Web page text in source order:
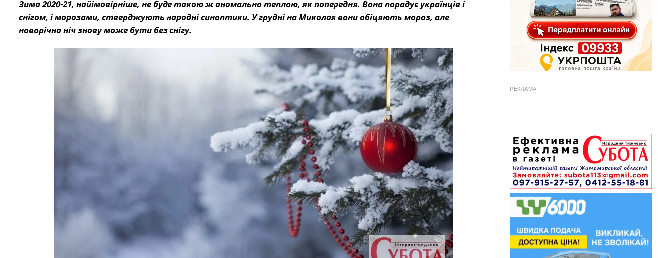
Зима 2020-21, найімовірніше, не буде такою ж аномально теплою, як попередня. Вона порадує українців і
снігом, і морозами, стверджують народні синоптики. У грудні на Миколая вони обіцяють мороз, але
новорічна ніч знову може бути без снігу.
РЕКЛАМА